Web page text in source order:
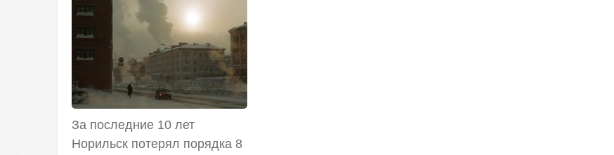
За последние 10 лет
Норильск потерял порядка 8